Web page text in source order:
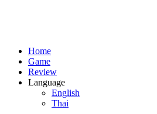
Home
Game
Review
Language
English
Thai